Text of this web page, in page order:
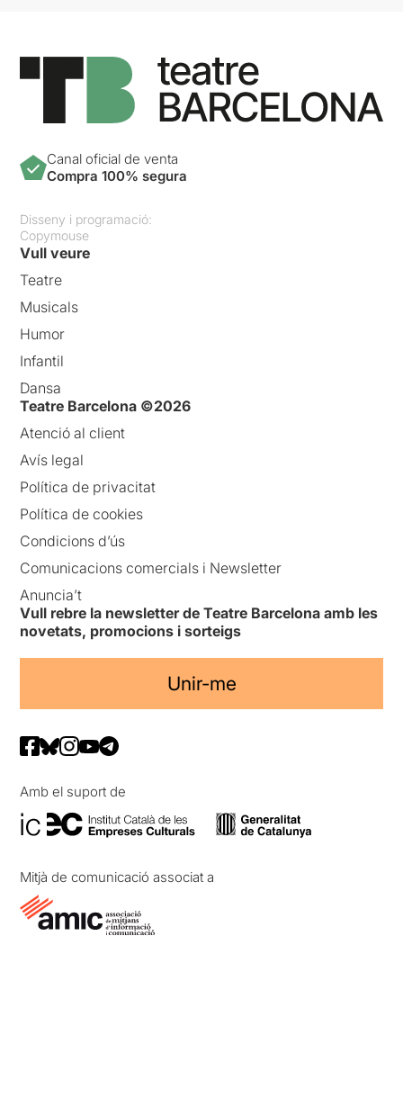
Canal oficial de venta
Compra 100% segura
Disseny i programació:
Copymouse
Vull veure
Teatre
Musicals
Humor
Infantil
Dansa
Teatre Barcelona ©2026
Atenció al client
Avís legal
Política de privacitat
Política de cookies
Condicions d’ús
Comunicacions comercials i Newsletter
Anuncia’t
Vull rebre la newsletter de Teatre Barcelona amb les
novetats, promocions i sorteigs
Unir-me
Amb el suport de
Mitjà de comunicació associat a